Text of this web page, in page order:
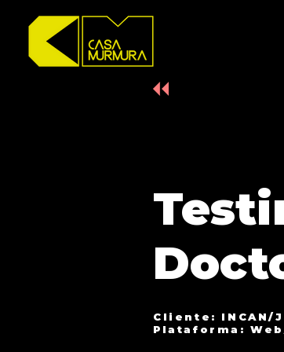
Cliente: INCAN/
Plataforma: